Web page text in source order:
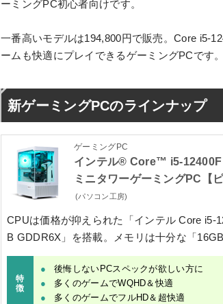
ーミングPC初心者向けです。
一番高いモデルは194,800円で販売。Core i5-
ームも快適にプレイできるゲーミングPCです。
新ゲーミングPCのラインナップ
ゲーミングPC
インテル® Core™ i5-12400F
ミニタワーゲーミングPC【
(パソコン工房)
CPUは価格が抑えられた 「インテル Core i5-
B GDDR6X」
を搭載。メモリは十分な 「
特
徴
後悔しないPCスペックが欲しい方に
多くのゲームでWQHD＆快適
多くのゲームでフルHD＆超快適